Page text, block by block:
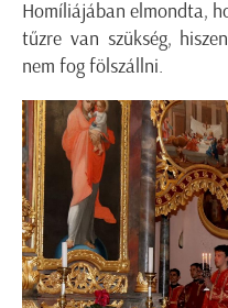
Homíliájában elmondta,
tűzre van szükség,
nem fog fölszállni.